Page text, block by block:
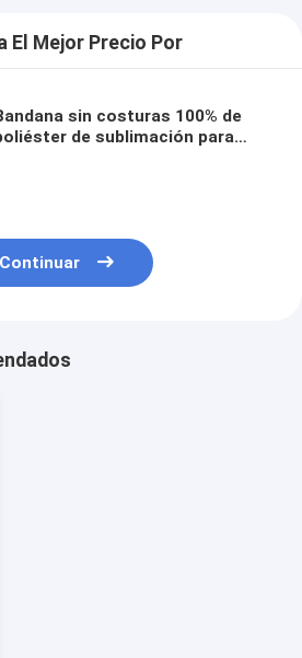
El Mejor Precio Por
sin costuras 100% de
de sublimación para
Continuar